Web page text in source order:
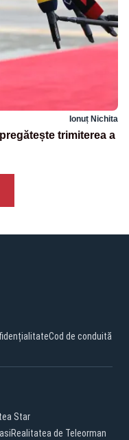
Ionuț Nichita
trimiterea a
Cod de conduită
Star
Realitatea de Teleorman